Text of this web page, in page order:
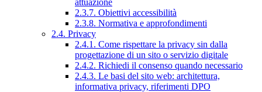
attuazione
2.3.7. Obiettivi accessibilità
2.3.8. Normativa e approfondimenti
2.4. Privacy
2.4.1. Come rispettare la privacy sin dalla
progettazione di un sito o servizio digitale
2.4.2. Richiedi il consenso quando necessario
2.4.3. Le basi del sito web: architettura,
informativa privacy, riferimenti DPO